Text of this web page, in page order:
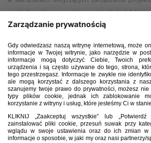
na stadionach oraz angażowania młodych
szkolenie - „Sponsoring bez pułapek: jak
przyszłymi inicjatywami, które mają jeszcze
lokalne społeczności. Zaprezentowany został
rok.
„To szkolenie pokazuje, że wspólne działania i
fundamentem silnej, nowoczesnej kultury
Dariusz Łapiński, Kierownik Działu ds.